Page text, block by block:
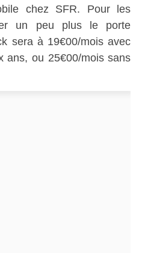
chez SFR. Pour les
un peu plus le porte
sera à 19€00/mois avec
ans, ou 25€00/mois sans